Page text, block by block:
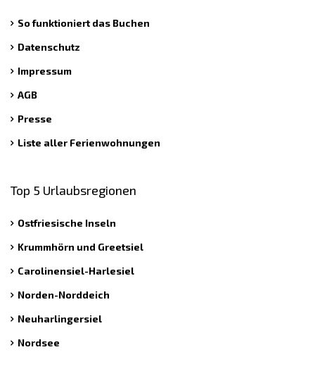
So funktioniert das Buchen
Datenschutz
Impressum
AGB
Presse
Liste aller Ferienwohnungen
Top 5 Urlaubsregionen
Ostfriesische Inseln
Krummhörn und Greetsiel
Carolinensiel-Harlesiel
Norden-Norddeich
Neuharlingersiel
Nordsee